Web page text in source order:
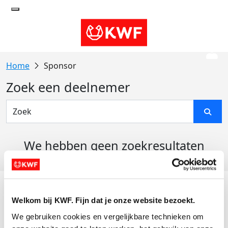
Welkom bij KWF. Fijn dat je onze website bezoekt.
We gebruiken cookies en vergelijkbare technieken om
Sponsor
Zoek een deelnemer
We hebben geen zoekresultaten
Actiematerialen
Evenementen